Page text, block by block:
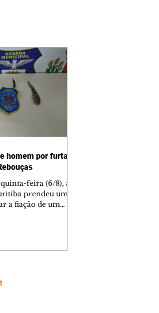
homem por furtar
feira (6/8), a
prendeu um
a fiação de um
que o
crime. Durante a